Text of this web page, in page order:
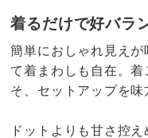
着るだけで好バラ
簡単におしゃれ見えが
て着まわしも自在。
そ、セットアップを味
ドットよりも甘さ控